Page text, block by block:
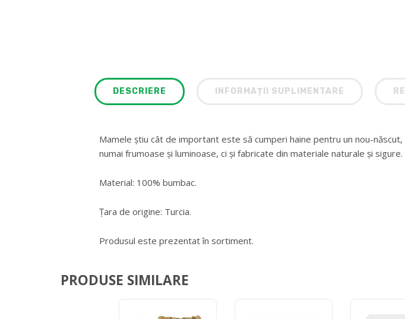
DESCRIERE INFORMAȚII SUPLIMENTARE
Mamele știu cât de important este să cumperi haine pentru un nou-
numai frumoase și luminoase, ci și fabricate din materiale naturale și sigure.
Material: 100% bumbac.
Țara de origine: Turcia.
Produsul este prezentat în sortiment.
PRODUSE SIMILARE